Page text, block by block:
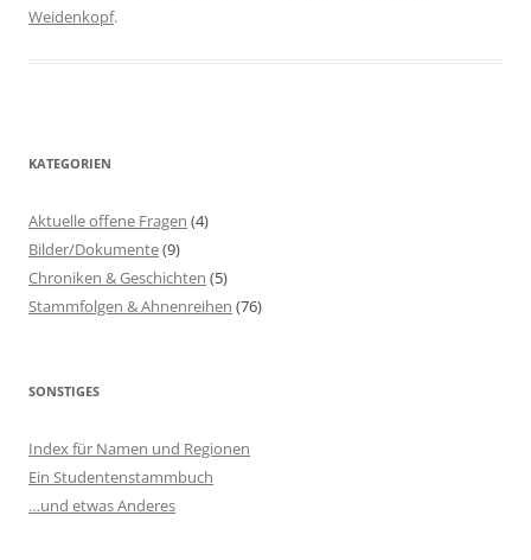
Weidenkopf.
KATEGORIEN
Aktuelle offene Fragen (4)
Bilder/Dokumente(9)
Chroniken & Geschichten (5)
Stammfolgen & Ahnenreihen (76)
SONSTIGES
Index für Namen und Regionen
Ein Studentenstammbuch
…und etwas Anderes